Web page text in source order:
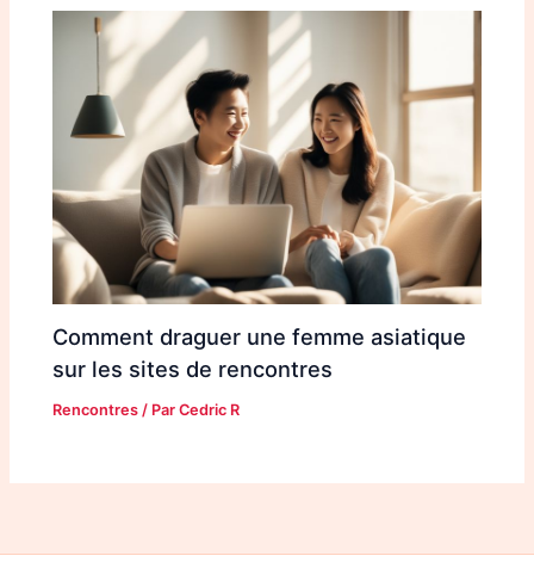
Comment draguer une femme asiatique
sur les sites de rencontres
Rencontres / ParCedric R